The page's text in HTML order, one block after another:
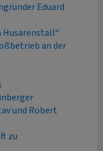
Eduard
Husarenstall“
an der
und Robert
zu